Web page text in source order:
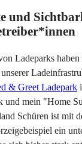
und
Ladeparks haben
& Greet Ladepark
und mein "Home
Schüren ist mit
ein